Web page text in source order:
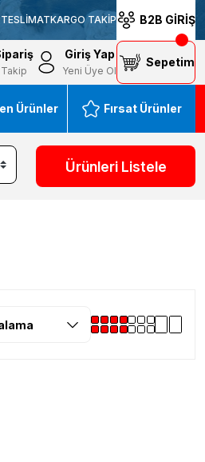
KARGO TAKİP B2B GİRİŞ
Takip
Giriş Yap
Yeni Üye Ol
Sepetim
Ürünler Fırsat Ürünler
Ürünleri Listele